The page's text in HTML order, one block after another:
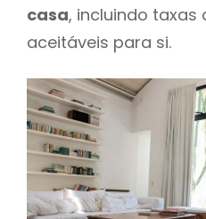
casa, incluindo taxas
aceitáveis para si.